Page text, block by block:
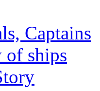
Captains
of ships